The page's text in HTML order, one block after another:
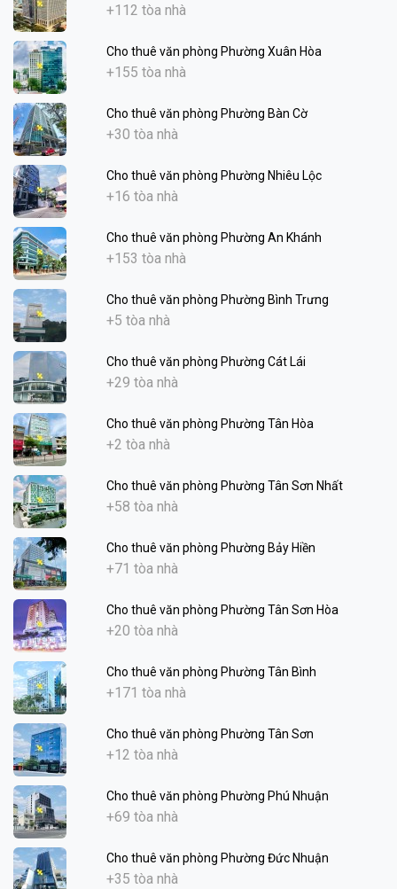
+112 tòa nhà
Cho thuê văn phòng Phường Xuân Hòa
+155 tòa nhà
Cho thuê văn phòng Phường Bàn Cờ
+30 tòa nhà
Cho thuê văn phòng Phường Nhiêu Lộc
+16 tòa nhà
Cho thuê văn phòng Phường An Khánh
+153 tòa nhà
Cho thuê văn phòng Phường Bình Trưng
+5 tòa nhà
Cho thuê văn phòng Phường Cát Lái
+29 tòa nhà
Cho thuê văn phòng Phường Tân Hòa
+2 tòa nhà
Cho thuê văn phòng Phường Tân Sơn Nhất
+58 tòa nhà
Cho thuê văn phòng Phường Bảy Hiền
+71 tòa nhà
Cho thuê văn phòng Phường Tân Sơn Hòa
+20 tòa nhà
Cho thuê văn phòng Phường Tân Bình
+171 tòa nhà
Cho thuê văn phòng Phường Tân Sơn
+12 tòa nhà
Cho thuê văn phòng Phường Phú Nhuận
+69 tòa nhà
Cho thuê văn phòng Phường Đức Nhuận
+35 tòa nhà